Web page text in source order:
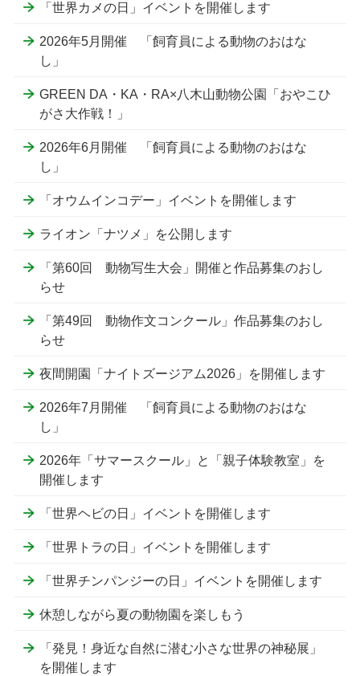
「世界カメの日」イベントを開催します
2026年5月開催 「飼育員による動物のおはな
し」
GREEN DA・KA・RA×八木山動物公園「おやこひ
がさ大作戦！」
2026年6月開催 「飼育員による動物のおはな
し」
「オウムインコデー」イベントを開催します
ライオン「ナツメ」を公開します
「第60回 動物写生大会」開催と作品募集のおし
らせ
「第49回 動物作文コンクール」作品募集のおし
らせ
夜間開園「ナイトズージアム2026」を開催します
2026年7月開催 「飼育員による動物のおはな
し」
2026年「サマースクール」と「親子体験教室」を
開催します
「世界ヘビの日」イベントを開催します
「世界トラの日」イベントを開催します
「世界チンパンジーの日」イベントを開催します
休憩しながら夏の動物園を楽しもう
「発見！身近な自然に潜む小さな世界の神秘展」
を開催します